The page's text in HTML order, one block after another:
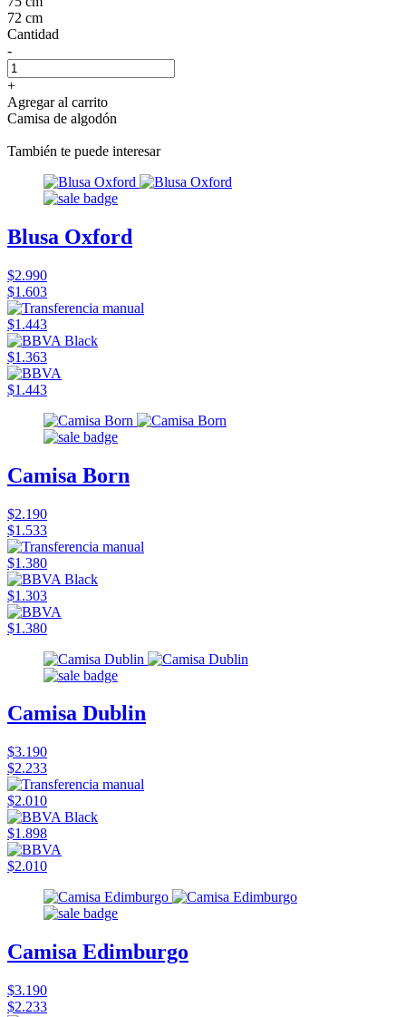
72 cm
Cantidad
-
+
Agregar al carrito
Camisa de algodón
También te puede interesar
Blusa Oxford
$2.990
$1.603
$1.443
$1.363
$1.443
Camisa Born
$2.190
$1.533
$1.380
$1.303
$1.380
Camisa Dublin
$3.190
$2.233
$2.010
$1.898
$2.010
Camisa Edimburgo
$3.190
$2.233